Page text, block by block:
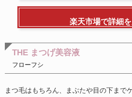
楽天市場で詳細
THE まつげ美容液
フローフシ
まつ毛はもちろん、まぶたや目の下まで